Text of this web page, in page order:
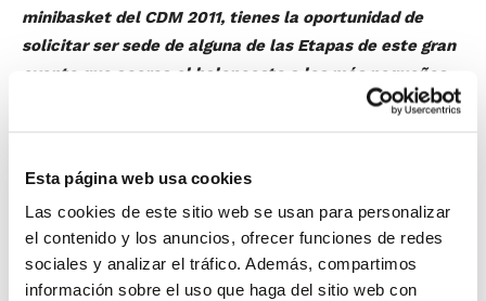
Esta página web usa cookies
Las cookies de este sitio web se usan para personalizar
el contenido y los anuncios, ofrecer funciones de redes
sociales y analizar el tráfico. Además, compartimos
información sobre el uso que haga del sitio web con
minibasket del CDM 2011, tienes la oportunidad de
solicitar ser sede de alguna de las Etapas de este gran
evento que acerca el baloncesto a los más pequeños.
Benifaió, Sax, Ondara y Alcoi ya son sedes oficiales, y
solicitudes presentadas en la FBCV.
Descubre todo lo que envuelve el Circuito
Días del Mini 2011, el espectáculo de